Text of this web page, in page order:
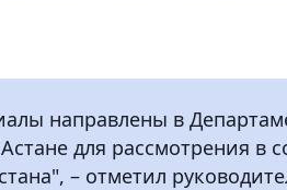
направлены в
для рассмотрения в
– отметил